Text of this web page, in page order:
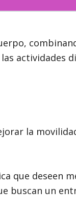
actividades
la
que deseen
buscan un